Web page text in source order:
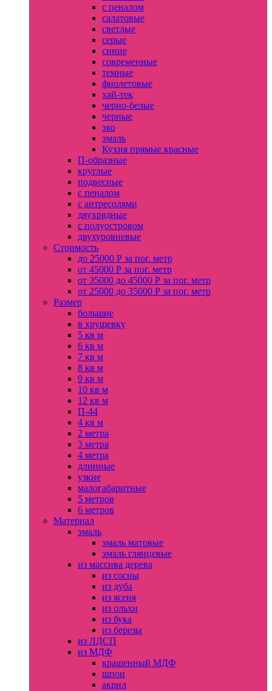
с пеналом
салатовые
светлые
серые
синие
современные
темные
фиолетовые
хай-тек
черно-белые
черные
эко
эмаль
Кухня прямые красные
П-образные
круглые
подвесные
с пеналом
с антресолями
двухрядные
с полуостровом
двухуровневые
Стоимость
до 25000 Р за пог. метр
от 45000 Р за пог. метр
от 35000 до 45000 Р за пог. метр
от 25000 до 35000 Р за пог. метр
Размер
большие
в хрущевку
5 кв м
6 кв м
7 кв м
8 кв м
9 кв м
10 кв м
12 кв м
П-44
4 кв м
2 метра
3 метра
4 метра
длинные
узкие
малогабаритные
5 метров
6 метров
Материал
эмаль
эмаль матовые
эмаль глянцевые
из массива дерева
из сосны
из дуба
из ясеня
из ольхи
из бука
из березы
из ЛДСП
из МДФ
крашенный МДФ
шпон
акрил